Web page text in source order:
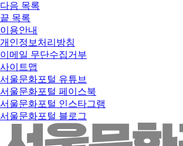
다음 목록
끝 목록
이용안내
개인정보처리방침
이메일 무단수집거부
사이트맵
서울문화포털 유튜브
서울문화포털 페이스북
서울문화포털 인스타그램
서울문화포털 블로그